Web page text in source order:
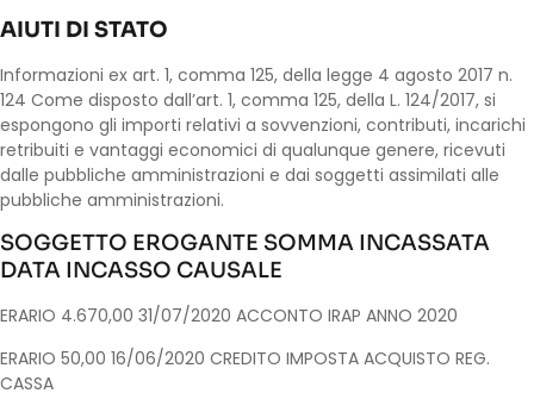
AIUTI DI STATO
Informazioni ex art. 1, comma 125, della legge 4 agosto 2017 n.
124 Come disposto dall’art. 1, comma 125, della L. 124/2017, si
espongono gli importi relativi a sovvenzioni, contributi, incarichi
retribuiti e vantaggi economici di qualunque genere, ricevuti
dalle pubbliche amministrazioni e dai soggetti assimilati alle
pubbliche amministrazioni.
SOGGETTO EROGANTE SOMMA INCASSATA
DATA INCASSO CAUSALE
ERARIO 4.670,00 31/07/2020 ACCONTO IRAP ANNO 2020
ERARIO 50,00 16/06/2020 CREDITO IMPOSTA ACQUISTO REG.
CASSA